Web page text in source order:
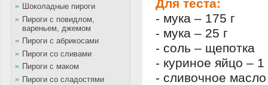
Шоколадные пироги
Пироги с повидлом,
вареньем, джемом
Пироги с абрикосами
Пироги со сливами
Пироги с маком
Пироги со сладостями
Для теста:
- мука – 175 г
- мука – 25 г
- соль – щепотка
- куриное яйцо –
- сливочное